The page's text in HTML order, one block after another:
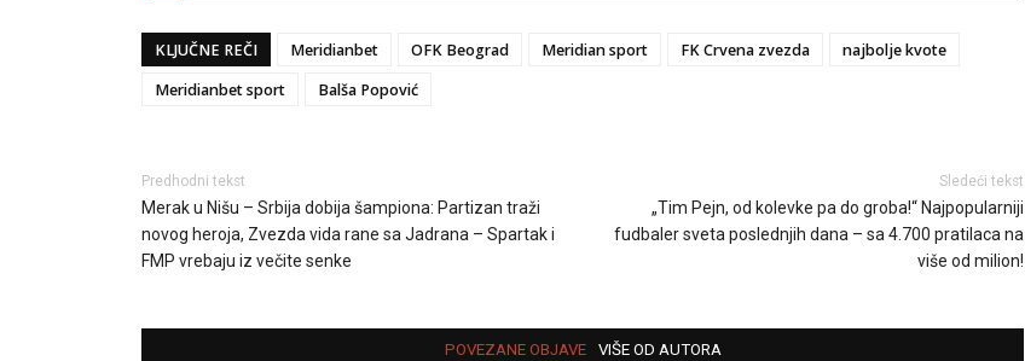
KLJUČNE REČI Meridianbet OFK Beograd Meridian sport FK Crvena zvezda
najbolje kvote
Meridianbet sport
Balša Popović
Predhodni tekst
Merak u Nišu – Srbija dobija šampiona: Partizan traži
novog heroja, Zvezda vida rane sa Jadrana – Spartak i
FMP vrebaju iz večite senke
Sledeći tekst
„Tim Pejn, od kolevke pa do groba!“ Najpopularniji
fudbaler sveta poslednjih dana – sa 4.700 pratilaca na
više od milion!
POVEZANE OBJAVE VIŠE OD AUTORA